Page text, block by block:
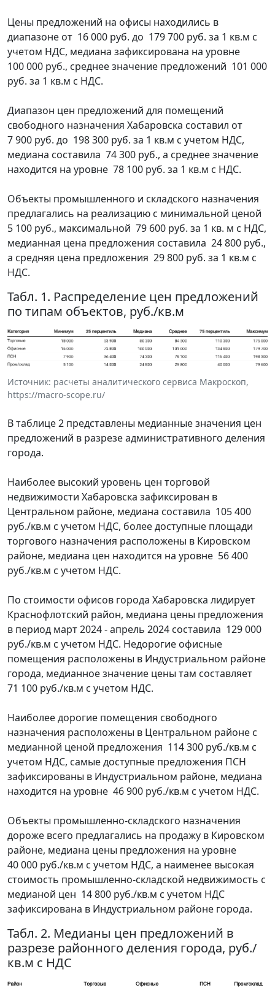
Цены предложений на офисы находились в
диапазоне от 16 000 руб. до 179 700 руб. за 1 кв.м с
учетом НДС, медиана зафиксирована на уровне
100 000 руб., среднее значение предложений 101 000
руб. за 1 кв.м с НДС.
Диапазон цен предложений для помещений
свободного назначения Хабаровска составил от
7 900 руб. до 198 300 руб. за 1 кв.м с учетом НДС,
медиана составила 74 300 руб., а среднее значение
находится на уровне 78 100 руб. за 1 кв.м с НДС.
Объекты промышленного и складского назначения
предлагались на реализацию с минимальной ценой
5 100 руб., максимальной 79 600 руб. за 1 кв. м с НДС,
медианная цена предложения составила 24 800 руб.,
а средняя цена предложения 29 800 руб. за 1 кв.м с
НДС.
Табл. 1. Распределение цен предложений
по типам объектов, руб./кв.м
Источник: расчеты аналитического сервиса Макроскоп,
https://macro-scope.ru/
В таблице 2 представлены медианные значения цен
предложений в разрезе административного деления
города.
Наиболее высокий уровень цен торговой
недвижимости Хабаровска зафиксирован в
Центральном районе, медиана составила 105 400
руб./кв.м с учетом НДС, более доступные площади
торгового назначения расположены в Кировском
районе, медиана цен находится на уровне 56 400
руб./кв.м с учетом НДС.
По стоимости офисов города Хабаровска лидирует
Краснофлотский район, медиана цены предложения
в период март 2024 - апрель 2024 составила 129 000
руб./кв.м с учетом НДС. Недорогие офисные
помещения расположены в Индустриальном районе
города, медианное значение цены там составляет
71 100 руб./кв.м с учетом НДС.
Наиболее дорогие помещения свободного
назначения расположены в Центральном районе с
медианной ценой предложения 114 300 руб./кв.м с
учетом НДС, самые доступные предложения ПСН
зафиксированы в Индустриальном районе, медиана
находится на уровне 46 900 руб./кв.м с учетом НДС.
Объекты промышленно-складского назначения
дороже всего предлагались на продажу в Кировском
районе, медиана цены предложения на уровне
40 000 руб./кв.м с учетом НДС, а наименее высокая
стоимость промышленно-складской недвижимость с
медианой цен 14 800 руб./кв.м с учетом НДС
зафиксирована в Индустриальном районе города.
Табл. 2. Медианы цен предложений в
разрезе районного деления города, руб./
кв.м с НДС